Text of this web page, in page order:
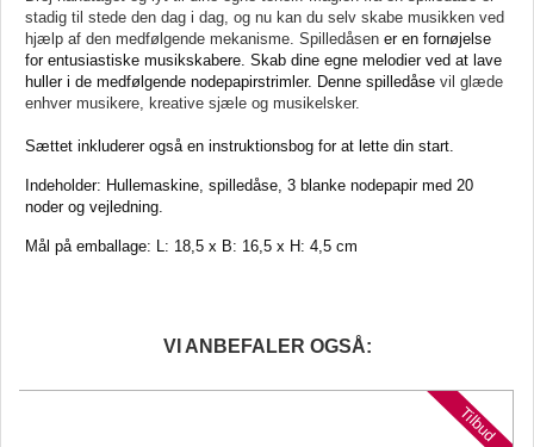
stadig til stede den dag i dag, og nu kan du selv skabe musikken ved
hjælp af den medfølgende mekanisme. Spilledåsen er en fornøjelse
for entusiastiske musikskabere. Skab dine egne melodier ved at lave
huller i de medfølgende nodepapirstrimler. Denne spilledåse vil glæde
enhver musikere, kreative sjæle og musikelsker.
Sættet inkluderer også en instruktionsbog for at lette din start.
Indeholder: Hullemaskine, spilledåse, 3 blanke nodepapir med 20
noder og vejledning.
Mål på emballage: L: 18,5 x B: 16,5 x H: 4,5 cm
VI ANBEFALER OGSÅ:
Tilbud